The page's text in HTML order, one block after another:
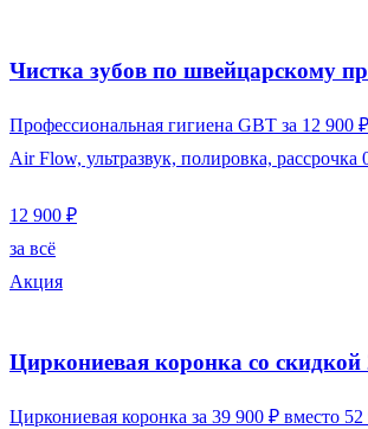
Чистка зубов по швейцарскому
Профессиональная гигиена GBT за 12 900
Air Flow, ультразвук, полировка, рассрочка
12 900 ₽
за всё
Акция
Циркониевая коронка со скидкой
Циркониевая коронка за 39 900 ₽ вместо